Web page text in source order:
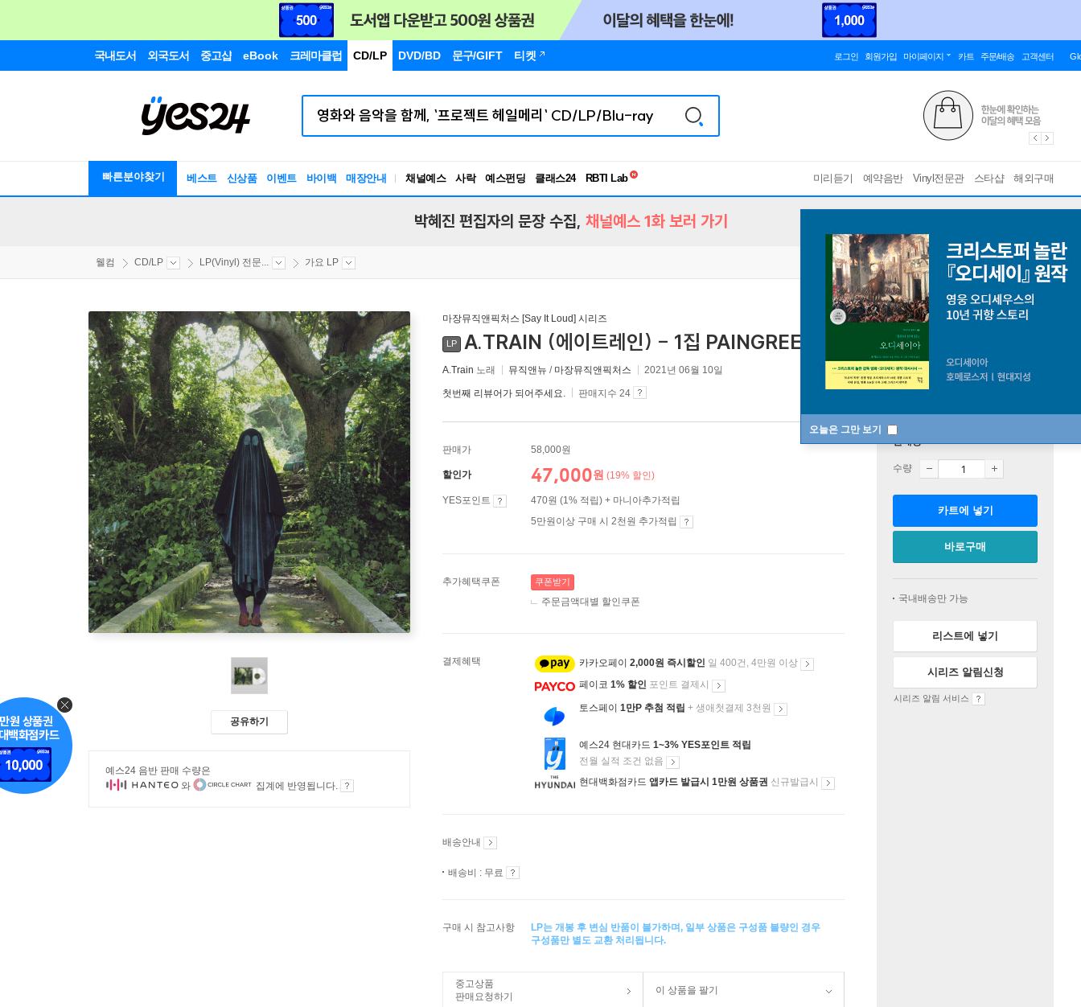
국내도서 외국도서 중고샵 eBook 크레마클럽 CD/LP DVD/BD 문구/GIFT 티켓 로그인 회원가입 마이페이지 카트 주문/배송 고객센터
빠른분야찾기 베스트 신상품 이벤트 바이백 매장안내 채널예스 사락 예스펀딩 클래스24
독서유형검사
미리듣기 예약음반 Vinyl전문관 스타샵 해외구매
오늘은 그만 보기
박혜진 편집자의 문장 수집, 채널예스 1화 보러 가기
웰컴 CD/LP LP(Vinyl) 전문... 가요 LP
공유하기
예스24 음반 판매 수량은
와
집계에 반영됩니다.
마장뮤직앤픽처스 [Say It Loud] 시리즈
LP A.TRAIN (에이트레인) - 1집 PAINGREEN [화이트 컬러 LP]
A.Train 노래 뮤직앤뉴 / 마장뮤직앤픽처스 2021년 06월 10일
첫번째 리뷰어가 되어주세요. 판매지수 24
판매가 58,000원
할인가 47,000원 (19% 할인)
YES포인트
470원 (1% 적립) + 마니아추가적립
5만원이상 구매 시 2천원 추가적립
추가혜택쿠폰 쿠폰받기
주문금액대별 할인쿠폰
결제혜택 카카오페이 2,000원 즉시할인 일 400건, 4만원 이상
페이코 1% 할인 포인트 결제시
토스페이 1만P 추첨 적립 + 생애첫결제 3천원
예스24 현대카드 1~3% YES포인트 적립
전월 실적 조건 없음
현대백화점카드 앱카드 발급시 1만원 상품권 신규발급시
배송안내
배송비 : 무료
구매 시 참고사항
LP는 개봉 후 변심 반품이 불가하며, 일부 상품은 구성품 불량인 경우
구성품만 별도 교환 처리됩니다.
중고상품
판매요청하기
이 상품을 팔기
판매중
수량
카트에 넣기
바로구매
국내배송만 가능
리스트에 넣기
시리즈 알림신청
시리즈 알림 서비스